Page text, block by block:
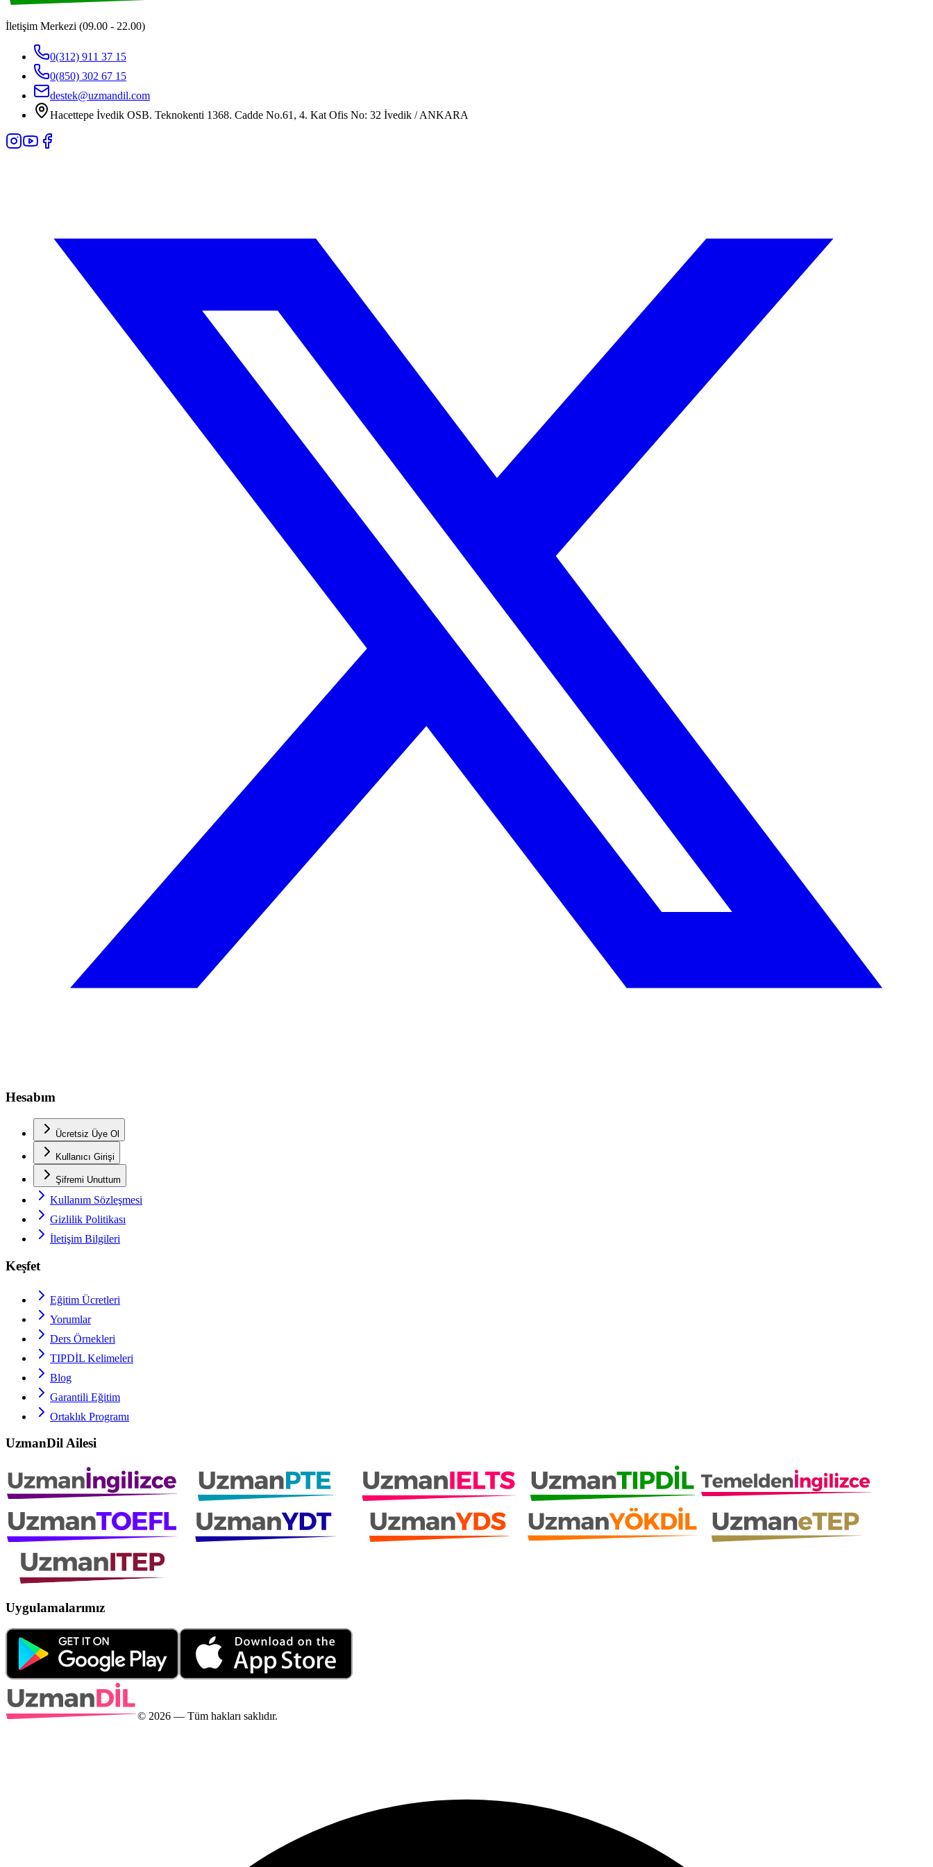
İletişim Merkezi (09.00 - 22.00)
0(312) 911 37 15
0(850) 302 67 15
destek@uzmandil.com
Hacettepe İvedik OSB. Teknokenti 1368. Cadde No.61, 4. Kat Ofis No: 32 İvedik / ANKARA
Hesabım
Ücretsiz Üye Ol
Kullanıcı Girişi
Şifremi Unuttum
Kullanım Sözleşmesi
Gizlilik Politikası
İletişim Bilgileri
Keşfet
Eğitim Ücretleri
Yorumlar
Ders Örnekleri
TIPDİL Kelimeleri
Blog
Garantili Eğitim
Ortaklık Programı
UzmanDil Ailesi
Uygulamalarımız
© 2026 — Tüm hakları saklıdır.